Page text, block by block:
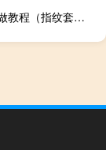
指纹套怎么做教程（指纹套怎样制作）